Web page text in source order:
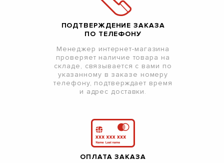
ПОДТВЕРЖДЕНИЕ ЗАКАЗА
ПО ТЕЛЕФОНУ
Менеджер интернет-магазина
проверяет наличие товара на
складе, связывается с вами по
указанному в заказе номеру
телефону, подтверждает время
и адрес доставки.
ОПЛАТА ЗАКАЗА